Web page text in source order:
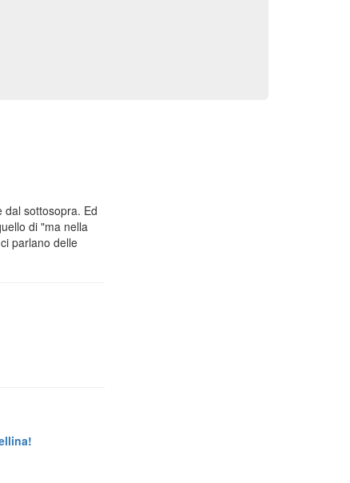
dal sottosopra. Ed
di "ma nella
parlano delle